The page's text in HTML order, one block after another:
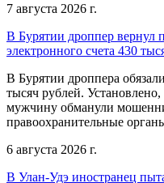
7 августа 2026 г.
В Бурятии дроппер вернул
электронного счета 430
В Бурятии дроппера
тысяч рублей.
мужчину обманули
правоохранительные
6 августа 2026 г.
В Улан-Удэ иностранец